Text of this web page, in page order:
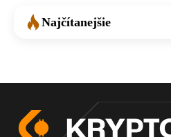
Najčítanejšie